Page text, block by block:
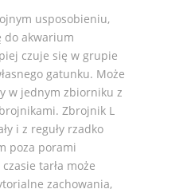
usposobieniu,
do akwarium
czuje się w grupie
gatunku. Może
w jednym zbiorniku z
Zbrojnik L
i z reguły rzadko
poza porami
tarła może
zachowania,